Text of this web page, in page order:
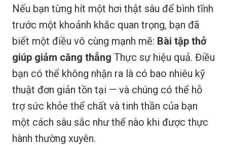
Nếu bạn từng hít một hơi thật sâu để bình tĩnh
trước một khoảnh khắc quan trọng, bạn đã
biết một điều vô cùng mạnh mẽ: Bài tập thở
giúp giảm căng thẳng Thực sự hiệu quả. Điều
bạn có thể không nhận ra là có bao nhiêu kỹ
thuật đơn giản tồn tại — và chúng có thể hỗ
trợ sức khỏe thể chất và tinh thần của bạn
một cách sâu sắc như thế nào khi được thực
hành thường xuyên.